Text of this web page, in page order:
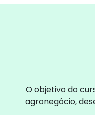
O objetivo do
agronegócio,